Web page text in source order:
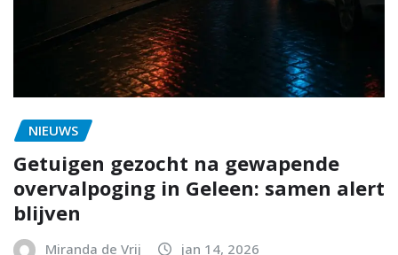
NIEUWS
Getuigen gezocht na gewapende
overvalpoging in Geleen: samen alert
blijven
Miranda de Vrij jan 14, 2026